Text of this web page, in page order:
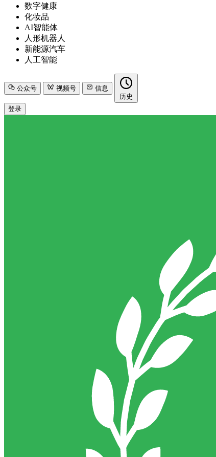
数字健康
化妆品
AI智能体
人形机器人
新能源汽车
人工智能
公众号 视频号
信息
历史
登录